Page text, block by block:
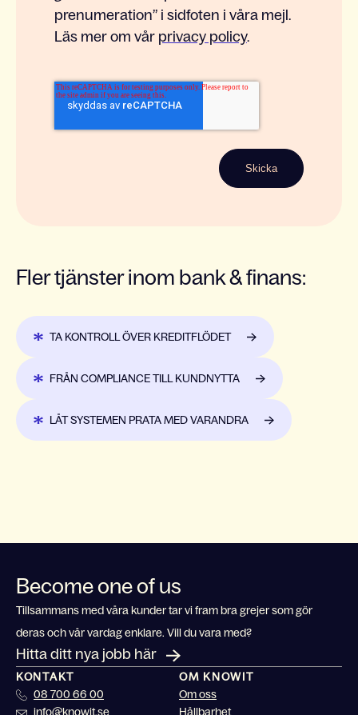
prenumeration” i sidfoten i våra mejl.
Läs mer om vår privacy policy.
Fler tjänster inom bank & finans:
TA KONTROLL ÖVER KREDITFLÖDET
FRÅN COMPLIANCE TILL KUNDNYTTA
LÅT SYSTEMEN PRATA MED VARANDRA
Become one of us
Tillsammans med våra kunder tar vi fram bra grejer som gör
deras och vår vardag enklare. Vill du vara med?
Hitta ditt nya jobb här
KONTAKT
08 700 66 00
info@knowit.se
OM KNOWIT
Om oss
Hållbarhet